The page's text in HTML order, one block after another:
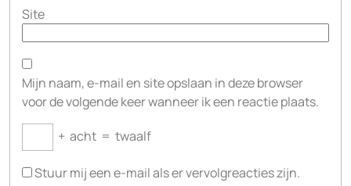
Site
Mijn naam, e-mail en site opslaan in deze browser
voor de volgende keer wanneer ik een reactie plaats.
+ acht = twaalf
Stuur mij een e-mail als er vervolgreacties zijn.